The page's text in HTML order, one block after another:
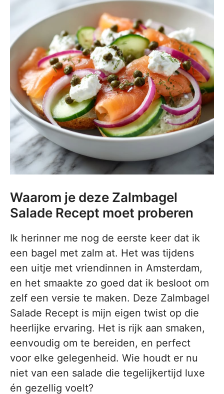
Waarom je deze Zalmbagel
Salade Recept moet proberen
Ik herinner me nog de eerste keer dat ik
een bagel met zalm at. Het was tijdens
een uitje met vriendinnen in Amsterdam,
en het smaakte zo goed dat ik besloot om
zelf een versie te maken. Deze Zalmbagel
Salade Recept is mijn eigen twist op die
heerlijke ervaring. Het is rijk aan smaken,
eenvoudig om te bereiden, en perfect
voor elke gelegenheid. Wie houdt er nu
niet van een salade die tegelijkertijd luxe
én gezellig voelt?